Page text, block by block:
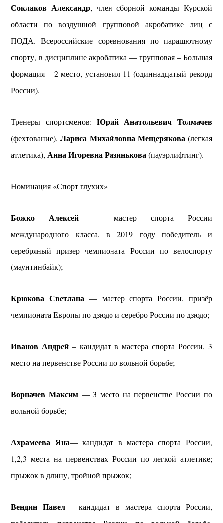
Соклаков Александр, член сборной команды Курской
области по воздушной групповой акробатике лиц с
ПОДА. Всероссийские соревнования по парашютному
спорту, в дисциплине акробатика — групповая – Большая
формация – 2 место, установил 11 (одиннадцатый рекорд
России).
Тренеры спортсменов: Юрий Анатольевич Толмачев
(фехтование),Лариса Михайловна Мещерякова (легкая
атлетика), Анна Игоревна Разинькова(пауэрлифтинг).
Номинация «Спорт глухих»
Божко Алексей — мастер спорта России
международного класса, в 2019 году победитель и
серебряный призер чемпионата России по велоспорту
(маунтинбайк);
Крюкова Светлана — мастер спорта России, призёр
чемпионата Европы по дзюдо и серебро России по дзюдо;
Иванов Андрей – кандидат в мастера спорта России, 3
место на первенстве России по вольной борьбе;
Ворначев Максим — 3 место на первенстве России по
вольной борьбе;
Ахрамеева Яна— кандидат в мастера спорта России,
1,2,3 места на первенствах России по легкой атлетике;
прыжок в длину, тройной прыжок;
Вендин Павел— кандидат в мастера спорта России,